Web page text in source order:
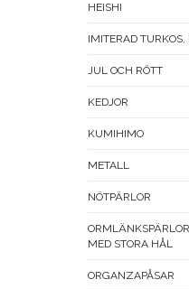
HEISHI
IMITERAD
JUL OCH RÖTT
KEDJOR
KUMIHIMO
METALL
NÖTPÄRLOR
MED STORA HÅL
ORGANZAPÅSAR